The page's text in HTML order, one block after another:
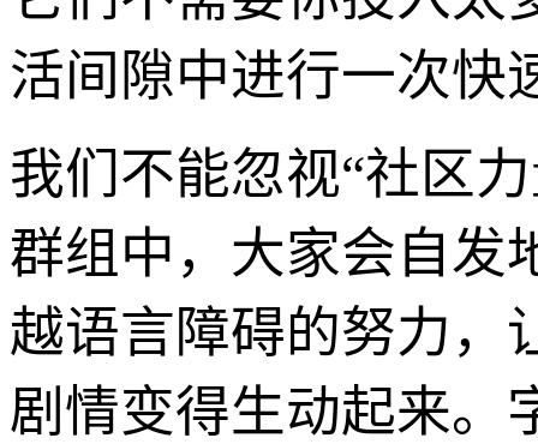
活间隙中进行一次快
我们不能忽视“社区
群组中，大家会自发
越语言障碍的努力，
剧情变得生动起来。